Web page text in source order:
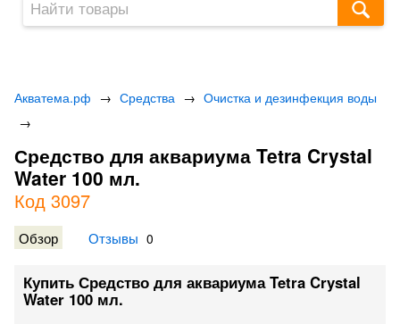
Акватема.рф → Средства → Очистка и дезинфекция воды
→
Средство для аквариума Tetra Crystal
Water 100 мл.
Код 3097
Обзор Отзывы 0
Купить Средство для аквариума Tetra Crystal
Water 100 мл.